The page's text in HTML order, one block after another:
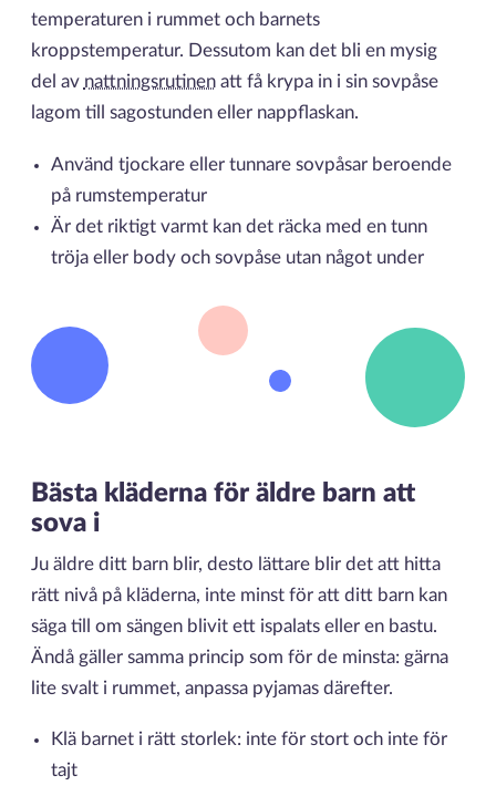
temperaturen i rummet och barnets
kroppstemperatur. Dessutom kan det bli en mysig
del av nattningsrutinenatt få krypa in i sin sovpåse
lagom till sagostunden eller nappflaskan.
Använd tjockare eller tunnare sovpåsar beroende
på rumstemperatur
Är det riktigt varmt kan det räcka med en tunn
tröja eller body och sovpåse utan något under
Bästa kläderna för äldre barn att
sova i
Ju äldre ditt barn blir, desto lättare blir det att hitta
rätt nivå på kläderna, inte minst för att ditt barn kan
säga till om sängen blivit ett ispalats eller en bastu.
Ändå gäller samma princip som för de minsta: gärna
lite svalt i rummet, anpassa pyjamas därefter.
Klä barnet i rätt storlek: inte för stort och inte för
tajt